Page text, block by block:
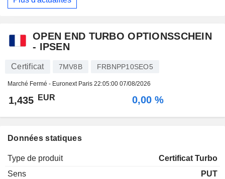
OPEN END TURBO OPTIONSSCHEIN
- IPSEN
Certificat 7MV8B FRBNPP10SEO5
Marché Fermé - Euronext Paris 22:05:00 07/08/2026
1,435 EUR 0,00 %
Données statiques
Type de produit
Certificat Turbo
Sens
PUT